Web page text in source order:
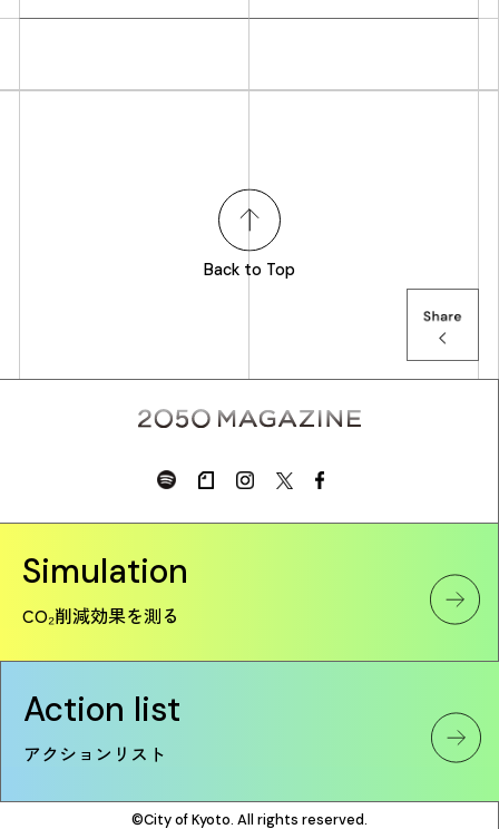
Back to Top
Simulation
CO₂削減効果を測る
Action list
アクションリスト
©City of Kyoto. All rights reserved.